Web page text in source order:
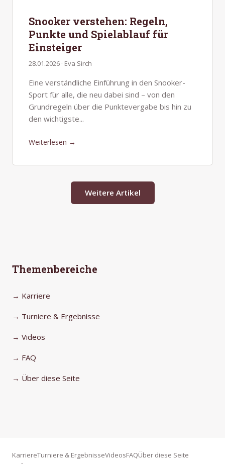
Snooker verstehen: Regeln,
Punkte und Spielablauf für
Einsteiger
28.01.2026 · Eva Sirch
Eine verständliche Einführung in den Snooker-
Sport für alle, die neu dabei sind – von den
Grundregeln über die Punktevergabe bis hin zu
den wichtigste...
Weiterlesen →
Weitere Artikel
Themenbereiche
Karriere
Turniere & Ergebnisse
Videos
FAQ
Über diese Seite
KarriereTurniere & ErgebnisseVideosFAQÜber diese Seite